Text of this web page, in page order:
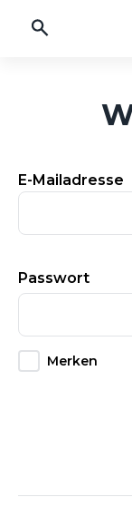
E-Mailadresse
Passwort
Merken